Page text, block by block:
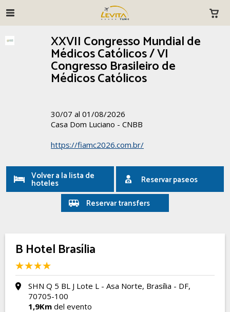
XXVII Congresso Mundial de
Médicos Católicos / VI
Congresso Brasileiro de
Médicos Católicos
30/07 al 01/08/2026
Casa Dom Luciano - CNBB
https://fiamc2026.com.br/
Volver a la lista de
hoteles
Reservar paseos
Reservar transfers
B Hotel Brasília
SHN Q 5 BL J Lote L - Asa Norte, Brasília - DF,
70705-100
1,9Km del evento